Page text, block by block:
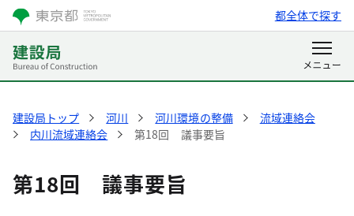
都全体で探す
建設局トップ 河川 河川環境の整備
流域連絡会
内川流域連絡会
第18回 議事要旨
第18回 議事要旨